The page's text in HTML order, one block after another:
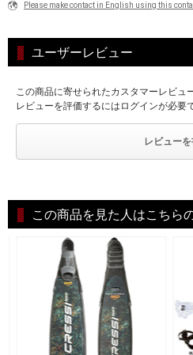
Please make contact in English using this
ユーザーレビュー
この商品に寄せられたカスタマーレビュ
レビューを評価するにはログインが必要
レビューを
この商品を見た人はこちら